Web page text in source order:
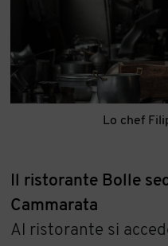
Lo chef
Il ristorante Bolle
Cammarata
Al ristorante si